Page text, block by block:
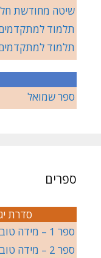
שיטה מחודשת
תלמוד
תלמוד
ספר שמואל
ספרים
סדרת
ספר 1 – מידה טובה
ספר 2 – מידה טובה